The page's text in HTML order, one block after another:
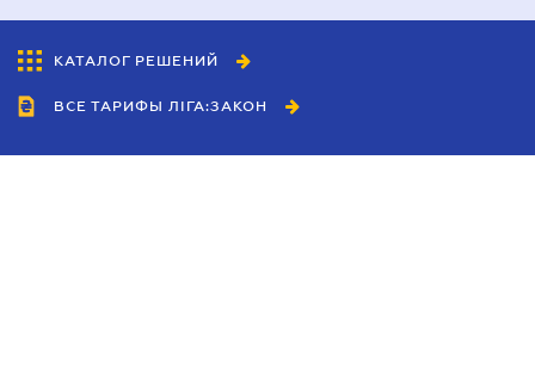
КАТАЛОГ РЕШЕНИЙ
ВСЕ ТАРИФЫ ЛІГА:ЗАКОН